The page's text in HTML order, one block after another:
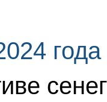
года